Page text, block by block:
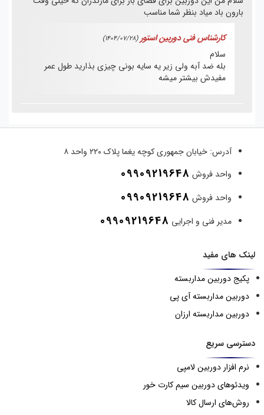
بارون باد میاد بنظر شما مناسب
کارشناس فنی دوربین استور (1404/07/28)
سلام
بله ضد آبه ولی زیر یه سایه بونی چیزی بذارید طول عمر
مفیدش بیشتر میشه
آدرس: خیابان جمهوری کوچه یغما پلاک ۲۲۰ واحد ۸
واحد فروش 09909219648
واحد فروش 09909219648
مدیر فنی و اجرایی 09909219648
لینک های مفید
پکیج دوربین مداربسته
دوربین مداربسته آی پی
دوربین مداربسته ارزان
دسترسی سریع
نرم افزار دوربین لامپی
ویدئوهای دوربین سیم کارت خور
روش‌های ارسال کالا